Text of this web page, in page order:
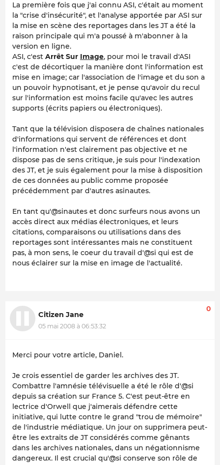
La première fois que j'ai connu ASI, c'était au moment
la "crise d'insécurité", et l'analyse apportée par ASI sur
la mise en scène des reportages dans les JT a été la
raison principale qui m'a poussé à m'abonner à la
version en ligne.
ASI, c'est Arrêt Sur Image, pour moi le travail d'ASI
c'est de décortiquer la manière dont l'information est
mise en image; car l'association de l'image et du son a
un pouvoir hypnotisant, et je pense qu'avoir du recul
sur l'information est moins facile qu'avec les autres
supports (écrits papiers ou électroniques).
Tant que la télévision disposera de chaînes nationales
d'informations qui servent de références et dont
l'information n'est clairement pas objective et ne
dispose pas de sens critique, je suis pour l'indexation
des JT, et je suis également pour la mise à disposition
de ces données au public comme proposée
précédemment par d'autres asinautes.
En tant qu'@sinautes et donc surfeurs nous avons un
accès direct aux médias électroniques, et leurs
citations, comparaisons ou utilisations dans des
reportages sont intéressantes mais ne constituent
pas, à mon sens, le coeur du travail d'@si qui est de
nous éclairer sur la mise en image de l'actualité.
Citizen Jane
05 mai 2008 à 06:53:32
0
Merci pour votre article, Daniel.
Je crois essentiel de garder les archives des JT.
Combattre l'amnésie télévisuelle a été le rôle d'@si
depuis sa création sur France 5. C'est peut-être en
lectrice d'Orwell que j'aimerais défendre cette
initiative, qui lutte contre le grand "trou de mémoire"
de l'industrie médiatique. Un jour on supprimera peut-
être les extraits de JT considérés comme gênants
dans les archives nationales, dans un négationnisme
dangereux. Il est crucial qu'@si conserve son rôle de